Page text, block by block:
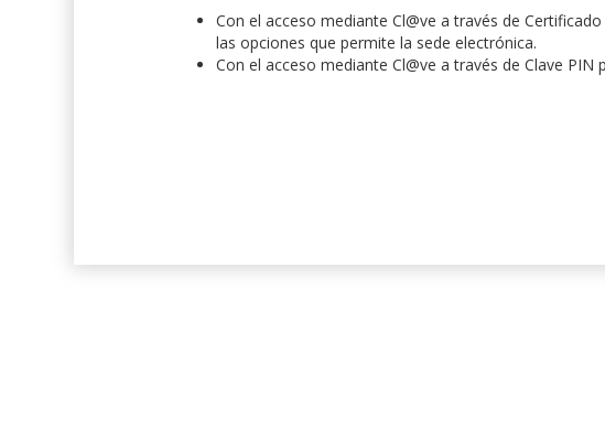
Con el acceso mediante Cl@ve a través de
las opciones que permite la sede electrónica.
Con el acceso mediante Cl@ve a través de Clave